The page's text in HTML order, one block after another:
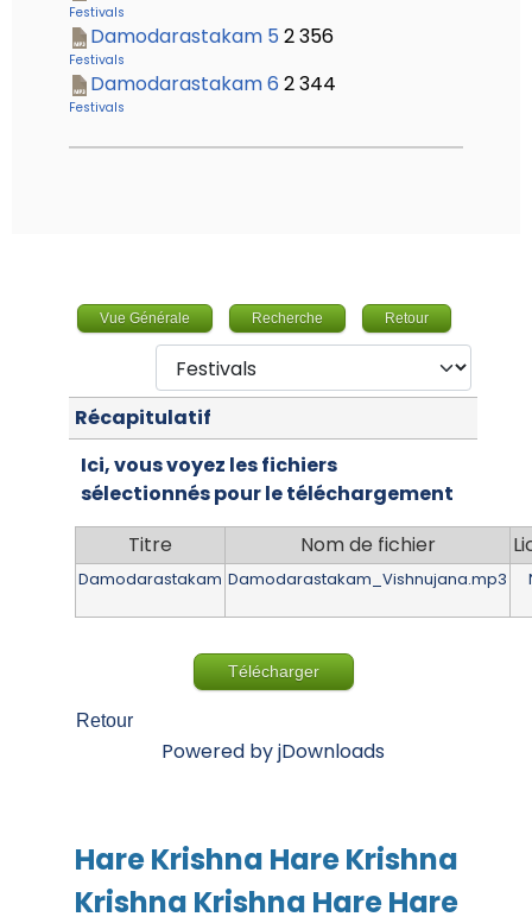
Festivals
Damodarastakam 5 2 356
Festivals
Damodarastakam 6 2 344
Festivals
Vue Générale Recherche Retour
Récapitulatif
Ici, vous voyez les fichiers
sélectionnés pour le téléchargement
Titre
Nom de fichier
Damodarastakam Damodarastakam_Vishnujana.mp3
Télécharger
Retour
Powered by jDownloads
Hare Krishna Hare Krishna
Krishna Krishna Hare Hare